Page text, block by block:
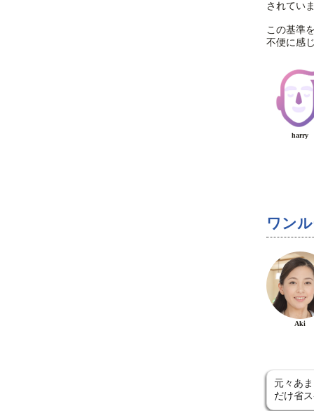
されてい
この基準
不便に感
harry
ワン
Aki
元々あ
だけ省